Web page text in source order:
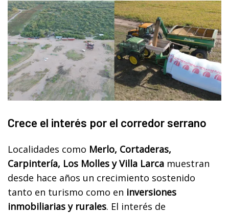
Crece el interés por el corredor serrano
Localidades como Merlo, Cortaderas,
Carpintería, Los Molles y Villa Larca muestran
desde hace años un crecimiento sostenido
tanto en turismo como en inversiones
inmobiliarias y rurales. El interés de